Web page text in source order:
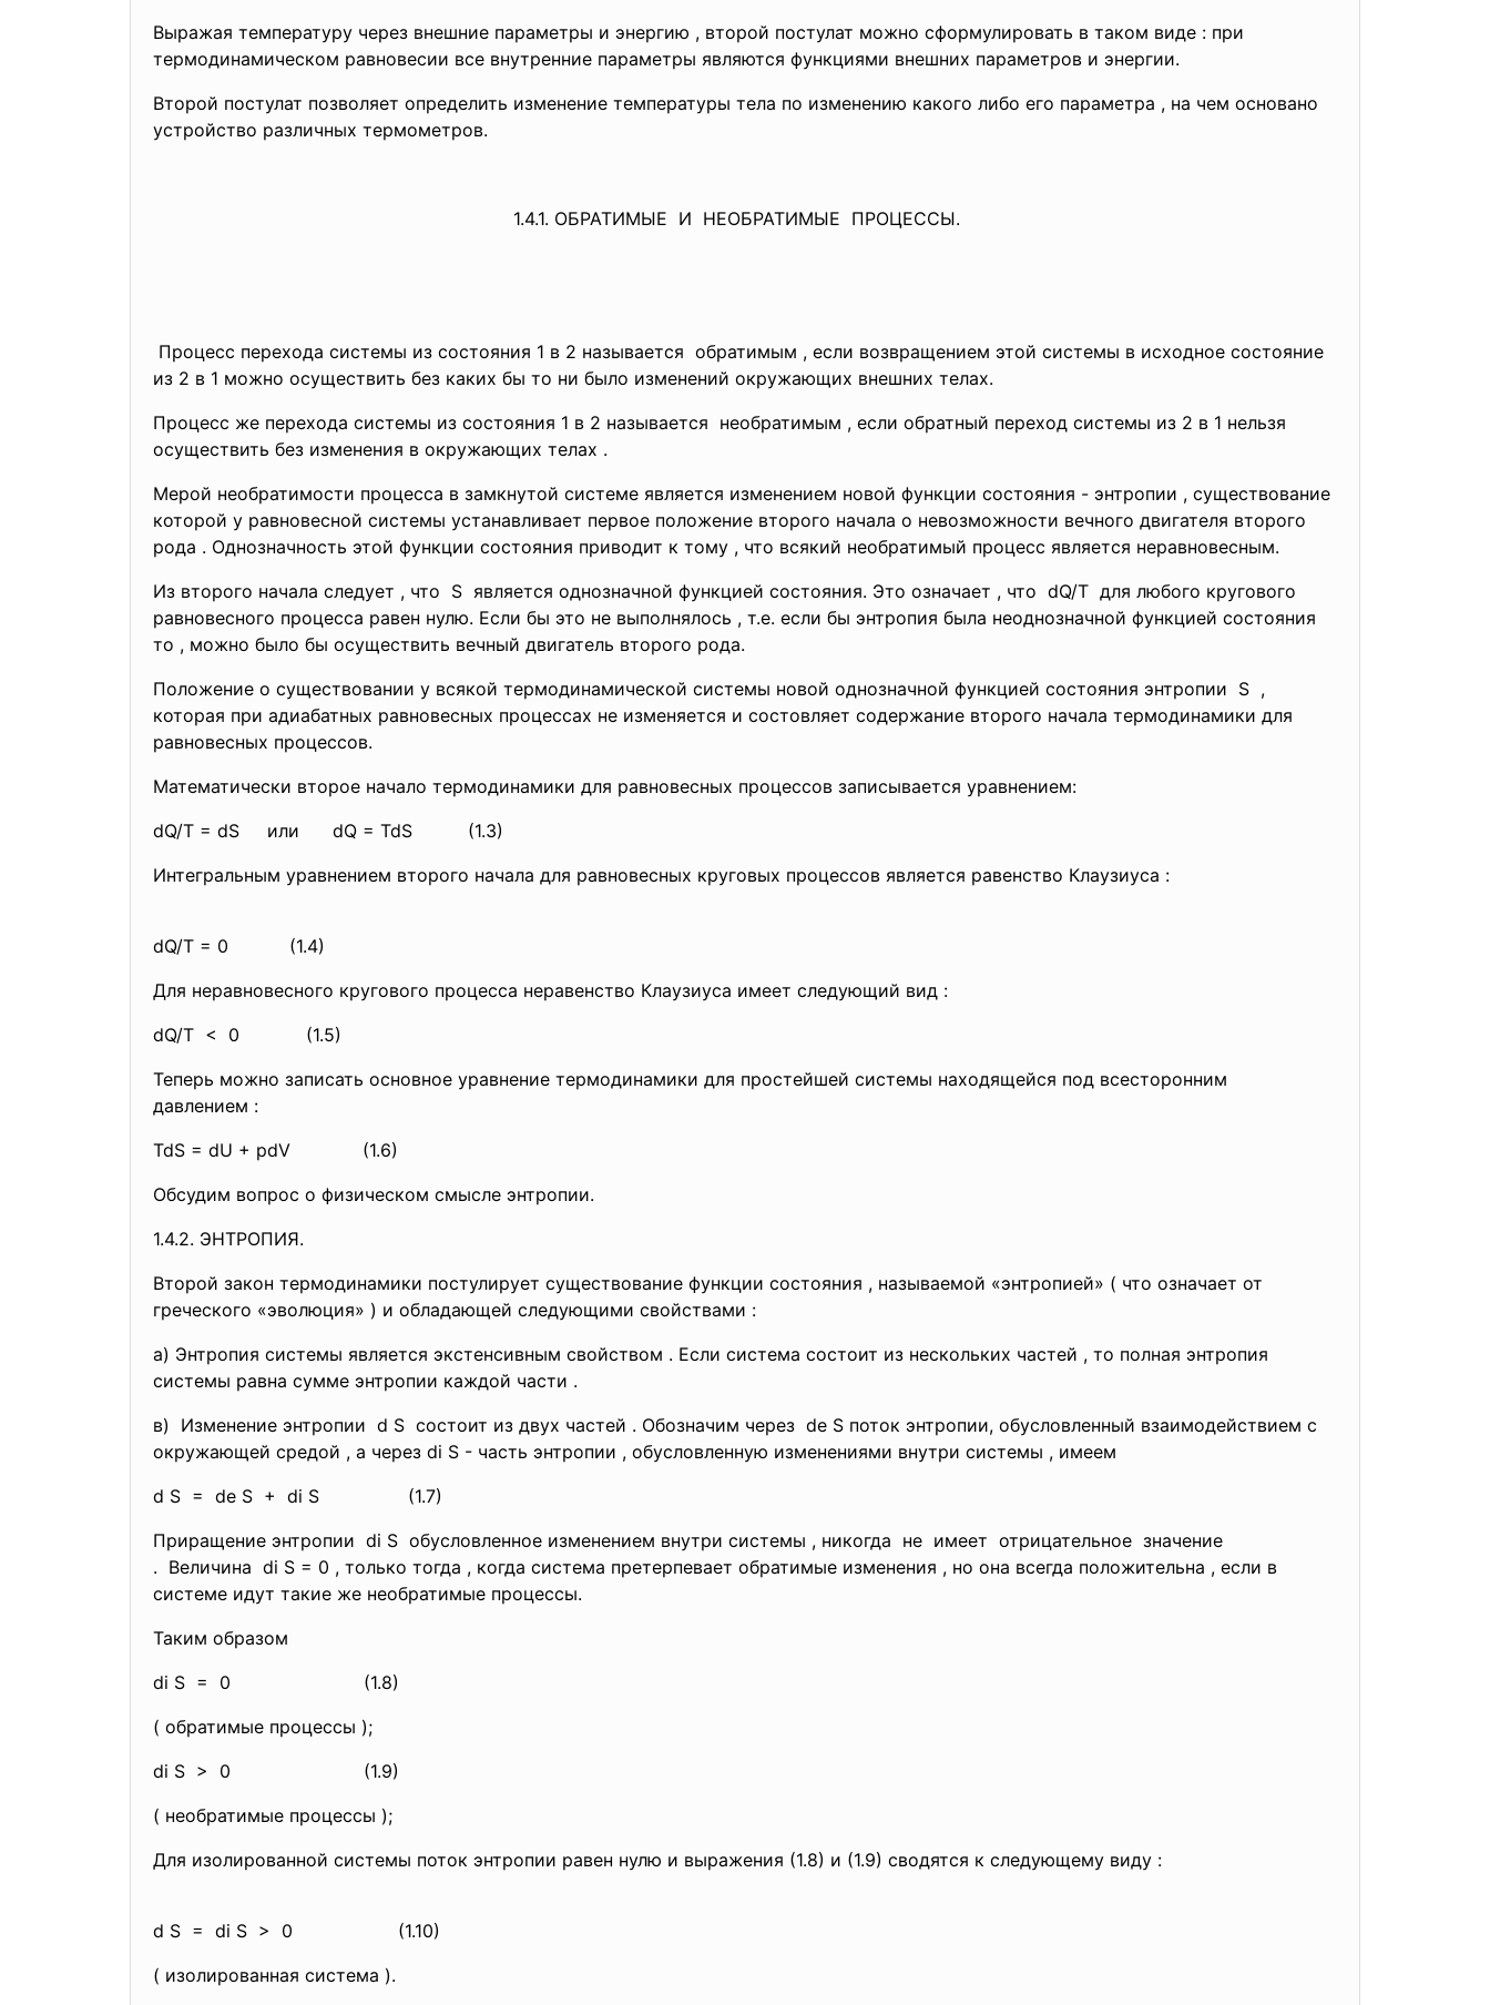
Выражая температуру через внешние параметры и энергию , второй постулат можно сформулировать в таком виде : при
термодинамическом равновесии все внутренние параметры являются функциями внешних параметров и энергии.
Второй постулат позволяет определить изменение температуры тела по изменению какого либо его параметра , на чем основано
устройство различных термометров.
1.4.1. ОБРАТИМЫЕ И НЕОБРАТИМЫЕ ПРОЦЕССЫ.
Процесс перехода системы из состояния 1 в 2 называется обратимым , если возвращением этой системы в исходное состояние
из 2 в 1 можно осуществить без каких бы то ни было изменений окружающих внешних телах.
Процесс же перехода системы из состояния 1 в 2 называется необратимым , если обратный переход системы из 2 в 1 нельзя
осуществить без изменения в окружающих телах .
Мерой необратимости процесса в замкнутой системе является изменением новой функции состояния - энтропии , существование
которой у равновесной системы устанавливает первое положение второго начала о невозможности вечного двигателя второго
рода . Однозначность этой функции состояния приводит к тому , что всякий необратимый процесс является неравновесным.
Из второго начала следует , что S является однозначной функцией состояния. Это означает , что dQ/T для любого кругового
равновесного процесса равен нулю. Если бы это не выполнялось , т.е. если бы энтропия была неоднозначной функцией состояния
то , можно было бы осуществить вечный двигатель второго рода.
Положение о существовании у всякой термодинамической системы новой однозначной функцией состояния энтропии S ,
которая при адиабатных равновесных процессах не изменяется и состовляет содержание второго начала термодинамики для
равновесных процессов.
Математически второе начало термодинамики для равновесных процессов записывается уравнением:
dQ/T = dS или dQ = TdS (1.3)
Интегральным уравнением второго начала для равновесных круговых процессов является равенство Клаузиуса :
dQ/T = 0 (1.4)
Для неравновесного кругового процесса неравенство Клаузиуса имеет следующий вид :
dQ/T < 0 (1.5)
Теперь можно записать основное уравнение термодинамики для простейшей системы находящейся под всесторонним
давлением :
TdS = dU + pdV (1.6)
Обсудим вопрос о физическом смысле энтропии.
1.4.2. ЭНТРОПИЯ.
Второй закон термодинамики постулирует существование функции состояния , называемой «энтропией» ( что означает от
греческого «эволюция» ) и обладающей следующими свойствами :
а) Энтропия системы является экстенсивным свойством . Если система состоит из нескольких частей , то полная энтропия
системы равна сумме энтропии каждой части .
в) Изменение энтропии d S состоит из двух частей . Обозначим через dе S поток энтропии, обусловленный взаимодействием с
окружающей средой , а через di S - часть энтропии , обусловленную изменениями внутри системы , имеем
d S = de S + di S
(1.7)
Приращение энтропии di S обусловленное изменением внутри системы , никогда не имеет отрицательное значение
. Величина di S = 0 , только тогда , когда система претерпевает обратимые изменения , но она всегда положительна , если в
системе идут такие же необратимые процессы.
Таким образом
di S = 0
(1.8)
( обратимые процессы );
di S > 0
(1.9)
( необратимые процессы );
Для изолированной системы поток энтропии равен нулю и выражения (1.8) и (1.9) сводятся к следующему виду :
d S = di S > 0
(1.10)
( изолированная система ).